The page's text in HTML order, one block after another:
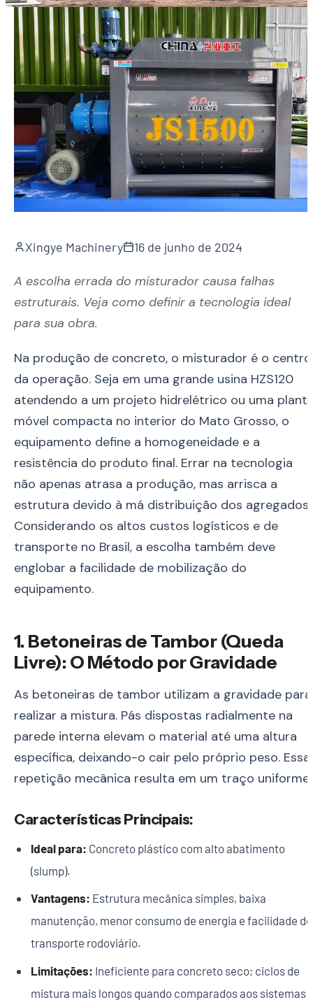
Xingye Machinery 16 de junho de 2024
A escolha errada do misturador causa falhas
estruturais. Veja como definir a tecnologia ideal
para sua obra.
Na produção de concreto, o misturador é o centro
da operação. Seja em uma grande usina HZS120
atendendo a um projeto hidrelétrico ou uma
móvel compacta no interior do Mato Grosso, o
equipamento define a homogeneidade e a
resistência do produto final. Errar na tecnologia
não apenas atrasa a produção, mas arrisca a
estrutura devido à má distribuição dos agregados.
Considerando os altos custos logísticos e de
transporte no Brasil, a escolha também deve
englobar a facilidade de mobilização do
equipamento.
1. Betoneiras de Tambor (Queda
Livre): O Método por Gravidade
As betoneiras de tambor utilizam a gravidade para
realizar a mistura. Pás dispostas radialmente na
parede interna elevam o material até uma altura
específica, deixando-o cair pelo próprio peso. Essa
repetição mecânica resulta em um traço uniforme.
Características Principais:
Ideal para: Concreto plástico com alto abatimento
(slump).
Vantagens: Estrutura mecânica simples, baixa
manutenção, menor consumo de energia e facilidade de
transporte rodoviário.
Limitações: Ineficiente para concreto seco; ciclos de
mistura mais longos quando comparados aos sistemas